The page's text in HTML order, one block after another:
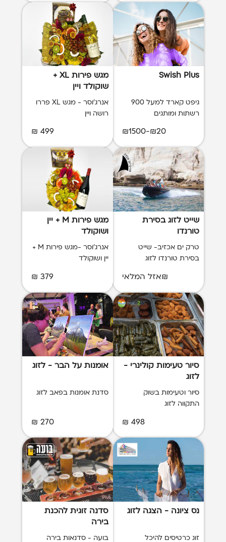
Swish Plus
גיפט קארד למעל 900
רשתות ומותגים
₪20-₪1500
מגש פירות XL +
שוקולד ויין
אנרג'וסר - מגש XL פררו
רושה ויין
499 ₪
שייט לזוג בסירת
טורנדו
טרק ים אכזיב- שייט
בסירת טורנדו לזוג
₪אזל המלאי
מגש פירות M + יין
ושוקולד
אנרג'וסר -מגש פירות M +
יין ושוקולד
379 ₪
סיור טעימות קולינרי -
לזוג
סיור וטעימות בשוק
התקווה לזוג
498 ₪
אומנות על הבר - לזוג
סדנת אומנות בפאב לזוג
270 ₪
נס ציונה - הצגה לזוג
זוג כרטיסים להיכל
סדנה זוגית להכנת
בירה
בועה - סדנאות בירה